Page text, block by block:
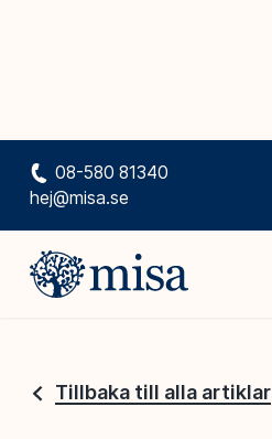
08-580 81340
hej@misa.se
Tillbaka till alla artiklar